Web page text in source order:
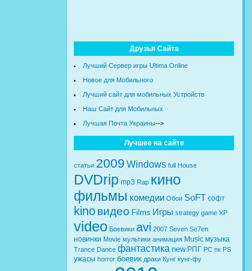
Друзья Сайта
Лучший Сервер игры Ultima Online
Новое для Мобильного
Лучший сайт для мобильных Устройств
Наш Сайт для Мобильных
Лучшая Почта Украины-->
Лучшее на сайте
статьи 2009 Windows full House
DVDrip mp3 Rap кино
фильмы комедии Обои SoFT софт
kinoвидео Films Игры strategy game XP
video Боевики avi 2007 Seven Se7en
новинки Movie мультики анимация Music музыка
Trance Dance фантастика new РПГ PC пк PS
ужасы horror боевик драки Кунг кунг-фу